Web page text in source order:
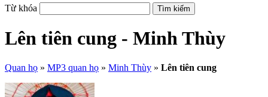
Từ khóa
Lên tiên cung - Minh Thùy
Quan họ » MP3 quan họ » Minh Thùy » Lên tiên cung